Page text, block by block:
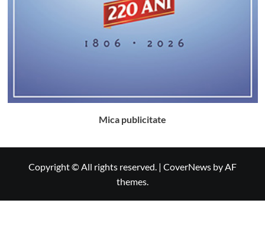
Mica publicitate
Copyright © All rights reserved. | CoverNews by AF
themes.